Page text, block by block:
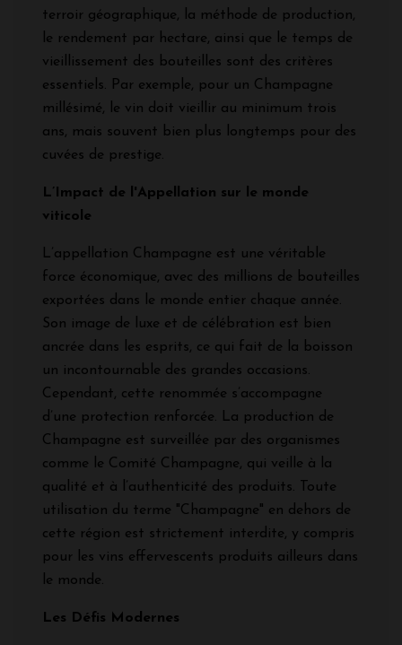
terroir géographique, la méthode de production,
le rendement par hectare, ainsi que le temps de
vieillissement des bouteilles sont des critères
essentiels. Par exemple, pour un Champagne
millésimé, le vin doit vieillir au minimum trois
ans, mais souvent bien plus longtemps pour des
cuvées de prestige.
L’Impact de l'Appellation sur le monde
viticole
L’appellation Champagne est une véritable
force économique, avec des millions de bouteilles
exportées dans le monde entier chaque année.
Son image de luxe et de célébration est bien
ancrée dans les esprits, ce qui fait de la boisson
un incontournable des grandes occasions.
Cependant, cette renommée s’accompagne
d’une protection renforcée. La production de
Champagne est surveillée par des organismes
comme le Comité Champagne, qui veille à la
qualité et à l’authenticité des produits. Toute
utilisation du terme "Champagne" en dehors de
cette région est strictement interdite, y compris
pour les vins effervescents produits ailleurs dans
le monde.
Les Défis Modernes